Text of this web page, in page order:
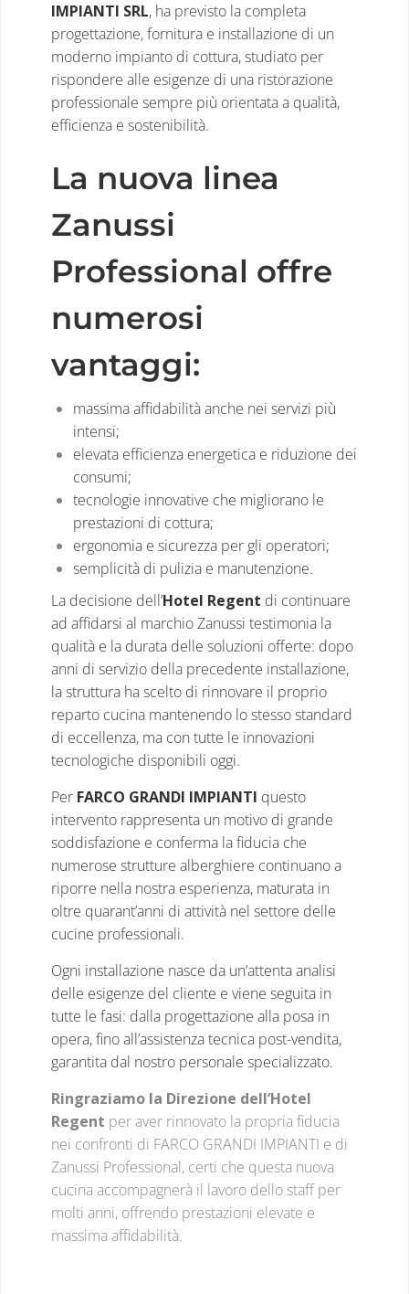
IMPIANTI SRL, ha previsto la completa
progettazione, fornitura e installazione di un
moderno impianto di cottura, studiato per
rispondere alle esigenze di una ristorazione
professionale sempre più orientata a qualità,
efficienza e sostenibilità.
La nuova linea
Zanussi
Professional offre
numerosi
vantaggi:
massima affidabilità anche nei servizi più
intensi;
elevata efficienza energetica e riduzione dei
consumi;
tecnologie innovative che migliorano le
prestazioni di cottura;
ergonomia e sicurezza per gli operatori;
semplicità di pulizia e manutenzione.
La decisione dell’Hotel Regent di continuare
ad affidarsi al marchio Zanussi testimonia la
qualità e la durata delle soluzioni offerte: dopo
anni di servizio della precedente installazione,
la struttura ha scelto di rinnovare il proprio
reparto cucina mantenendo lo stesso standard
di eccellenza, ma con tutte le innovazioni
tecnologiche disponibili oggi.
Per FARCO GRANDI IMPIANTI questo
intervento rappresenta un motivo di grande
soddisfazione e conferma la fiducia che
numerose strutture alberghiere continuano a
riporre nella nostra esperienza, maturata in
oltre quarant’anni di attività nel settore delle
cucine professionali.
Ogni installazione nasce da un’attenta analisi
delle esigenze del cliente e viene seguita in
tutte le fasi: dalla progettazione alla posa in
opera, fino all’assistenza tecnica post-vendita,
garantita dal nostro personale specializzato.
Ringraziamo la Direzione dell’Hotel
Regent per aver rinnovato la propria fiducia
nei confronti di FARCO GRANDI IMPIANTI e di
Zanussi Professional, certi che questa nuova
cucina accompagnerà il lavoro dello staff per
molti anni, offrendo prestazioni elevate e
massima affidabilità.